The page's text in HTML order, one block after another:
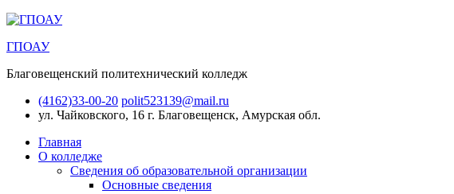
ГПОАУ
Благовещенский политехнический колледж
(4162)33-00-20 polit523139@mail.ru
ул. Чайковского, 16 г. Благовещенск, Амурская обл.
Главная
О колледже
Сведения об образовательной организации
Основные сведения